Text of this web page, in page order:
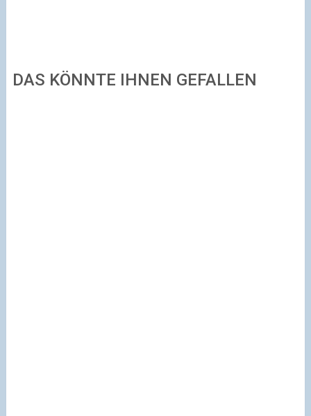
DAS KÖNNTE IHNEN GEFALLEN